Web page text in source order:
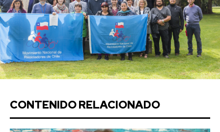
CONTENIDO RELACIONADO